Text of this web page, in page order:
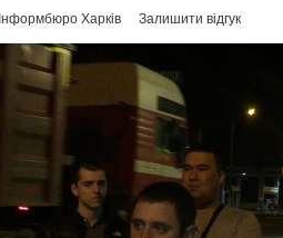
Інформбюро Харків Залишити відгук